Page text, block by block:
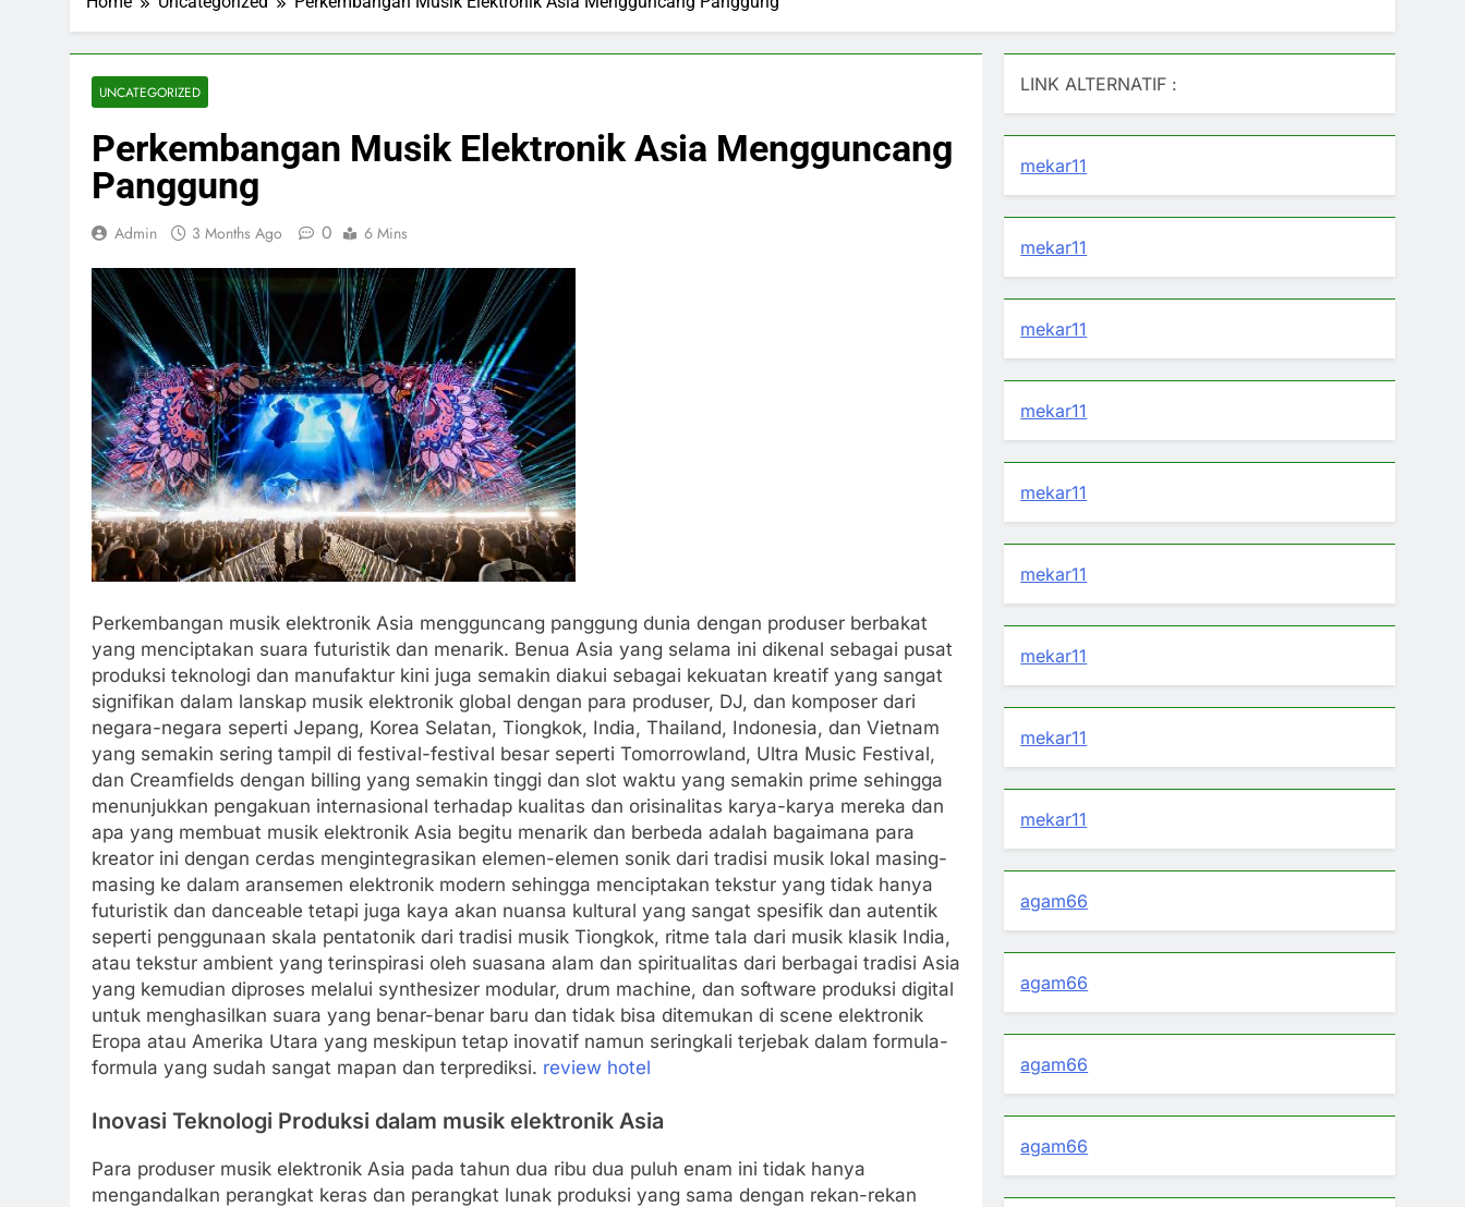
UNCATEGORIZED
Perkembangan Musik Elektronik Asia Mengguncang
Panggung
Admin 3 Months Ago 0 6 Mins
Perkembangan musik elektronik Asia mengguncang panggung dunia dengan produser berbakat
yang menciptakan suara futuristik dan menarik. Benua Asia yang selama ini dikenal sebagai pusat
produksi teknologi dan manufaktur kini juga semakin diakui sebagai kekuatan kreatif yang sangat
signifikan dalam lanskap musik elektronik global dengan para produser, DJ, dan komposer dari
negara-negara seperti Jepang, Korea Selatan, Tiongkok, India, Thailand, Indonesia, dan Vietnam
yang semakin sering tampil di festival-festival besar seperti Tomorrowland, Ultra Music Festival,
dan Creamfields dengan billing yang semakin tinggi dan slot waktu yang semakin prime sehingga
menunjukkan pengakuan internasional terhadap kualitas dan orisinalitas karya-karya mereka dan
apa yang membuat musik elektronik Asia begitu menarik dan berbeda adalah bagaimana para
kreator ini dengan cerdas mengintegrasikan elemen-elemen sonik dari tradisi musik lokal masing-
masing ke dalam aransemen elektronik modern sehingga menciptakan tekstur yang tidak hanya
futuristik dan danceable tetapi juga kaya akan nuansa kultural yang sangat spesifik dan autentik
seperti penggunaan skala pentatonik dari tradisi musik Tiongkok, ritme tala dari musik klasik India,
atau tekstur ambient yang terinspirasi oleh suasana alam dan spiritualitas dari berbagai tradisi Asia
yang kemudian diproses melalui synthesizer modular, drum machine, dan software produksi digital
untuk menghasilkan suara yang benar-benar baru dan tidak bisa ditemukan di scene elektronik
Eropa atau Amerika Utara yang meskipun tetap inovatif namun seringkali terjebak dalam formula-
formula yang sudah sangat mapan dan terprediksi. review hotel
Inovasi Teknologi Produksi dalam musik elektronik Asia
Para produser musik elektronik Asia pada tahun dua ribu dua puluh enam ini tidak hanya
mengandalkan perangkat keras dan perangkat lunak produksi yang sama dengan rekan-rekan
LINK ALTERNATIF :
mekar11
mekar11
mekar11
mekar11
mekar11
mekar11
mekar11
mekar11
mekar11
agam66
agam66
agam66
agam66